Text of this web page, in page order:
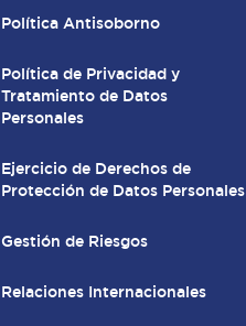
Política Antisoborno
Política de Privacidad y
Tratamiento de Datos
Personales
Ejercicio de Derechos de
Protección de Datos Personales
Gestión de Riesgos
Relaciones Internacionales